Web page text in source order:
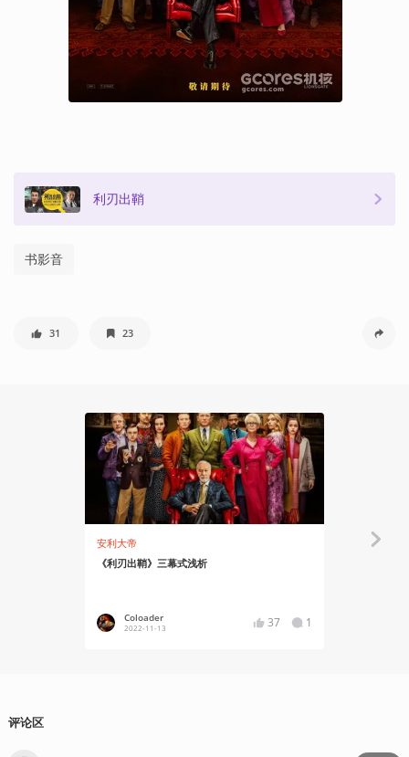
利刃出鞘
书影音
31 23
安利大帝
《利刃出鞘》三幕式浅析
Coloader
2022-11-13 37 1
有感而发
评论区